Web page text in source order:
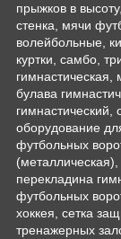
прыжков в
стенка, мячи
волейбольные,
куртки, самбо,
гимнастическая,
булава
гимнастический,
оборудование
футбольных
перекладина
футбольных
хоккея, сетка
тренажерных